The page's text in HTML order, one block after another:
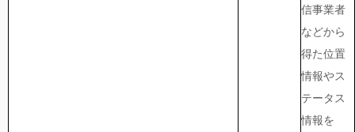
信事業者
などから
得た位置
情報やス
テータス
情報を